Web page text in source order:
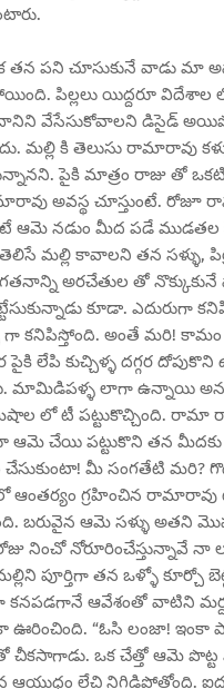
పని చూసుకునే వాడు మా
పిల్లలు యిద్దరూ విదేశాల
వేసేసుకోవాలని డిసైడ్
మల్లి కి తెలుసు రామారావు
పైకి మాత్రం రాజు తో
అవస్థ చూస్తుంటే.
ఆమె నడుం మీద పడే
మల్లి కావాలని తన సళ్ళు,
అరచేతుల తో
కూడా.
కనిపిస్తోంది. అంతే మరి! కామం
కుచ్చిళ్ళ దగ్గర దోపుకొని
మామిడిపళ్ళ లాగా ఉన్నాయి
లో టీ పట్టుకొచ్చింది. రామా
ఆమె చేయి పట్టుకొని తన
మీ సంగతేటి మరి?
గ్రహించిన రామారావు టీ
బరువైన ఆమె సళ్ళు అతని
రోజు నించో
పూర్తిగా తన ఒళ్ళో కూర్చో
కనపడగానే ఆవేశంతో
“ఓసి లంజా! ఇంకా
ఒక చేత్తో ఆమె పొట్ట
లేచి నిగిడిపోతోంది.